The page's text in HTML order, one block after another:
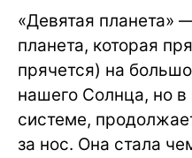
«Девятая планета»
планета, которая
прячется) на
нашего Солнца, но
системе,
за нос. Она стала